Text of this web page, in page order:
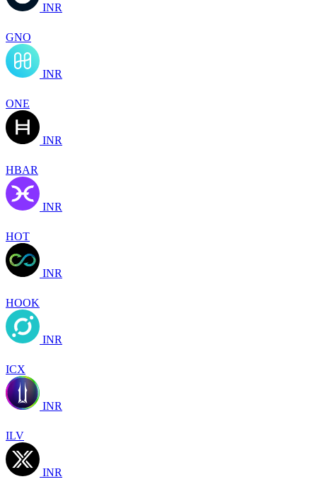
INR
GNO
INR
ONE
INR
HBAR
INR
HOT
INR
HOOK
INR
ICX
INR
ILV
INR